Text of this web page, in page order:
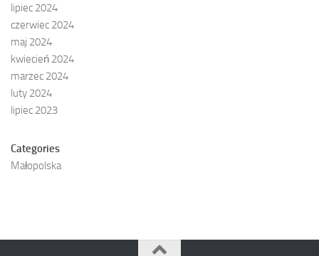
lipiec 2024
czerwiec 2024
maj 2024
kwiecień 2024
marzec 2024
luty 2024
lipiec 2023
Categories
Małopolska